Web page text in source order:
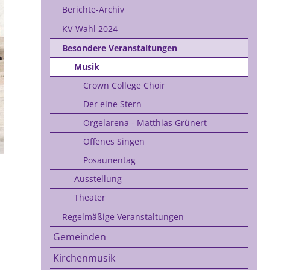
Berichte-Archiv
KV-Wahl 2024
Besondere Veranstaltungen
Musik
Crown College Choir
Der eine Stern
Orgelarena - Matthias Grünert
Offenes Singen
Posaunentag
Ausstellung
Theater
Regelmäßige Veranstaltungen
Gemeinden
Kirchenmusik